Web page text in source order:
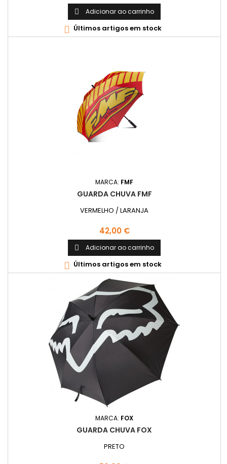
 Adicionar ao carrinho
 Últimos artigos em stock
MARCA: FMF
GUARDA CHUVA FMF
VERMELHO / LARANJA
Preço
42,00 €
 Adicionar ao carrinho
 Últimos artigos em stock
MARCA: FOX
GUARDA CHUVA FOX
PRETO